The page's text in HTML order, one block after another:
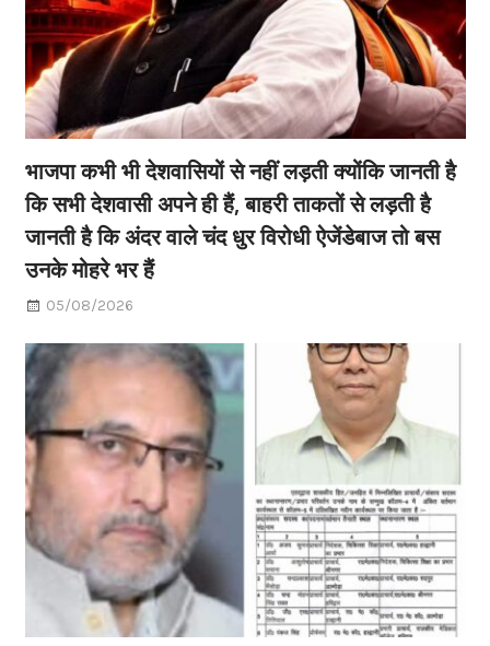
भाजपा कभी भी देशवासियों से नहीं लड़ती क्योंकि जानती है
कि सभी देशवासी अपने ही हैं, बाहरी ताकतों से लड़ती है
जानती है कि अंदर वाले चंद धुर विरोधी ऐजेंडेबाज तो बस
उनके मोहरे भर हैं
05/08/2026